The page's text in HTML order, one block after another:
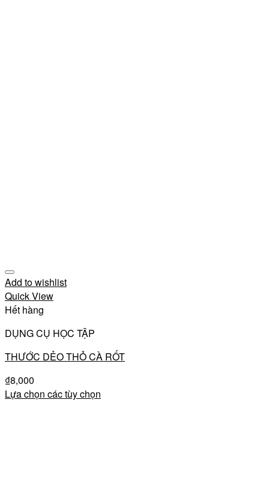
Add to wishlist
Quick View
Hết hàng
DỤNG CỤ HỌC TẬP
THƯỚC DẺO THỎ CÀ RỐT
₫8,000
Lựa chọn các tùy chọn